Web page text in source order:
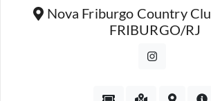
Nova Friburgo Country
FRIBURGO/RJ